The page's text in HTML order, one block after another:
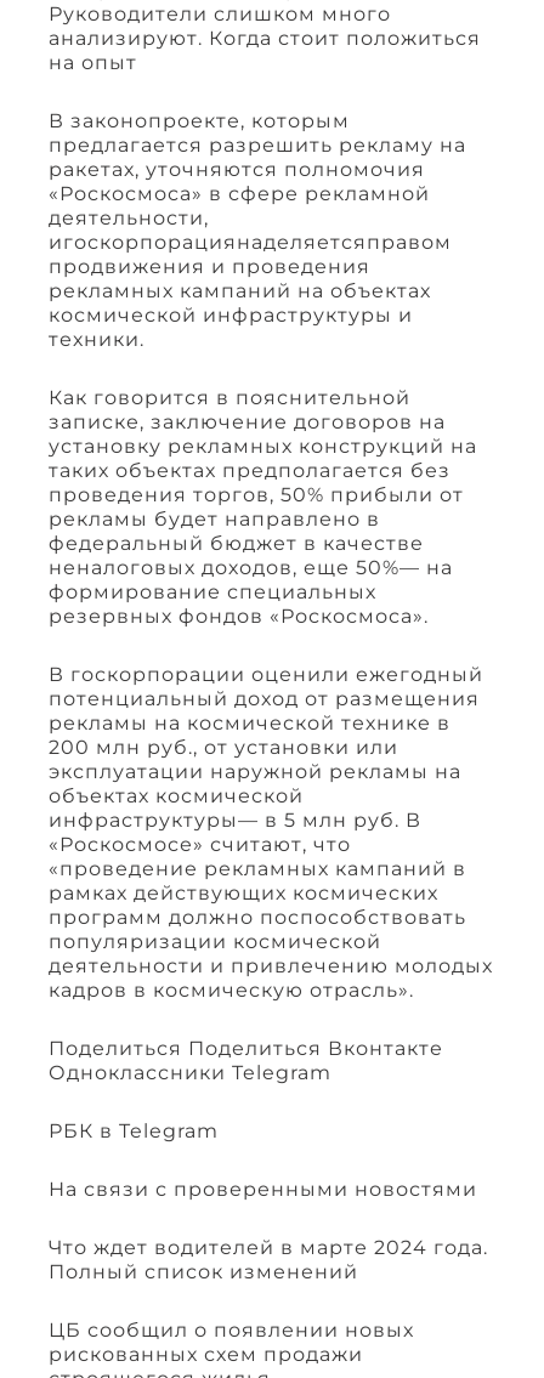
Руководители слишком много
анализируют. Когда стоит положиться
на опыт
В законопроекте, которым
предлагается разрешить рекламу на
ракетах, уточняются полномочия
«Роскосмоса» в сфере рекламной
деятельности,
игоскорпорациянаделяетсяправом
продвижения и проведения
рекламных кампаний на объектах
космической инфраструктуры и
техники.
Как говорится в пояснительной
записке, заключение договоров на
установку рекламных конструкций на
таких объектах предполагается без
проведения торгов, 50% прибыли от
рекламы будет направлено в
федеральный бюджет в качестве
неналоговых доходов, еще 50%— на
формирование специальных
резервных фондов «Роскосмоса».
В госкорпорации оценили ежегодный
потенциальный доход от размещения
рекламы на космической технике в
200 млн руб., от установки или
эксплуатации наружной рекламы на
объектах космической
инфраструктуры— в 5 млн руб. В
«Роскосмосе» считают, что
«проведение рекламных кампаний в
рамках действующих космических
программ должно поспособствовать
популяризации космической
деятельности и привлечению молодых
кадров в космическую отрасль».
Поделиться Поделиться Вконтакте
Одноклассники Telegram
РБК в Telegram
На связи с проверенными новостями
Что ждет водителей в марте 2024 года.
Полный список изменений
ЦБ сообщил о появлении новых
рискованных схем продажи